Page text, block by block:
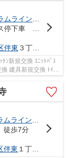
広島高速交通アストラムライン
「
「広陵学園入口」バス停下車 徒歩1分
伴東 ３丁目2-5
ﾝ新規交換 ﾕﾆｯﾄﾊﾞｽ
建具新規交換 ﾄｲﾚ
徒歩7分
伴東 １丁目2-8